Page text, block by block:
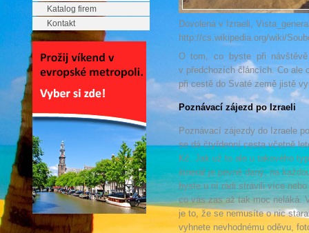
Katalog firem
Kontakt
Dovolená v Izraeli,
http://cs.wikipedia.org/wiki/
O tom, co byste při
v předchozích článcích. Co ale
při cestě do Svaté země jistě
Poznávací zájezd po Izraeli
Poznávací zájezdy do Izraele
se dá čtyřdenní cesta včetně
Kč. Jak už to ale u takového
itinerář je pevně daný, na
byste u ní rádi strávili více
co vás zas až tak moc neláká.
je to, že se nemusíte o nic
vyhnete nevhodnému oděvu,